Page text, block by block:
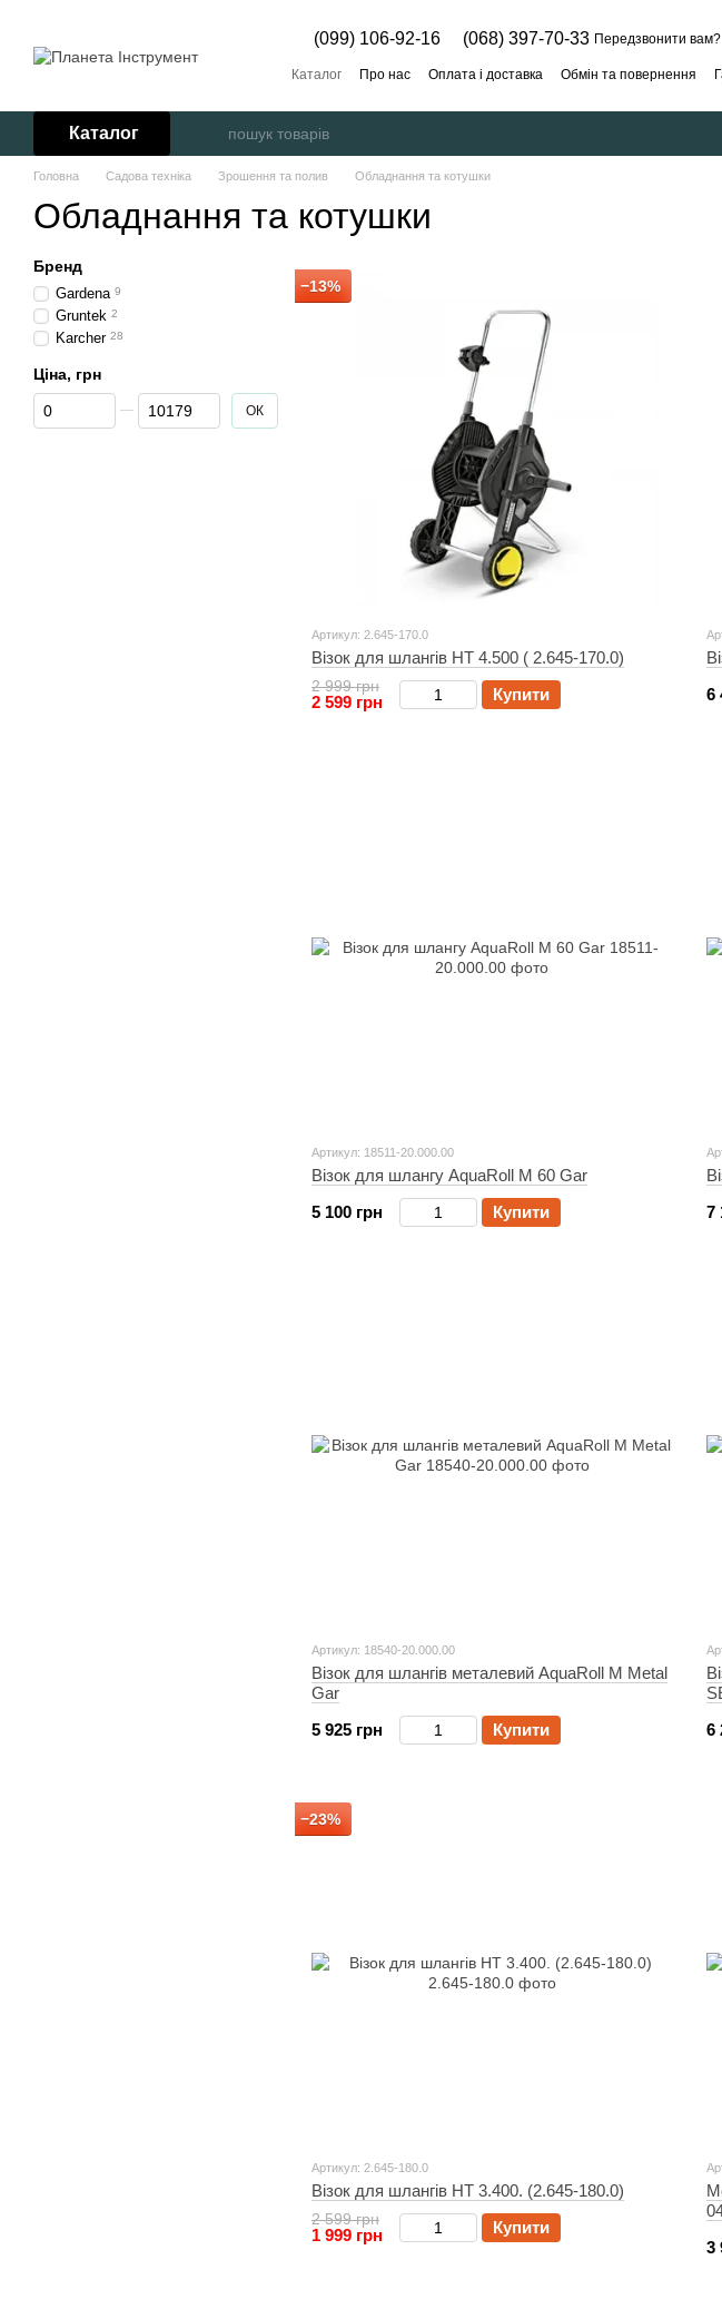
(099) 106-92-16 (068) 397-70-33 Передзвонити вам?
Каталог Про нас Оплата і доставка Обмін та повернення
Каталог
Головна Садова техніка Зрошення та полив Обладнання та котушки
Обладнання та котушки
−13%
Артикул: 2.645-170.0
Візок для шлангів HT 4.500 ( 2.645-170.0)
2 999 грн
2 599 грн Купити
6
Артикул: 18511-20.000.00
Візок для шлангу AquaRoll M 60 Gar
5 100 грн
Купити
7
Артикул: 18540-20.000.00
Візок для шлангів металевий AquaRoll M Metal
Gar
5 925 грн
Купити
6
−23%
Артикул: 2.645-180.0
Візок для шлангів HT 3.400. (2.645-180.0)
2 599 грн
1 999 грн Купити
3
Бренд
Gardena 9
Gruntek 2
Karcher 28
Ціна, грн
Від Ціна, грн
До Ціна, грн ОК